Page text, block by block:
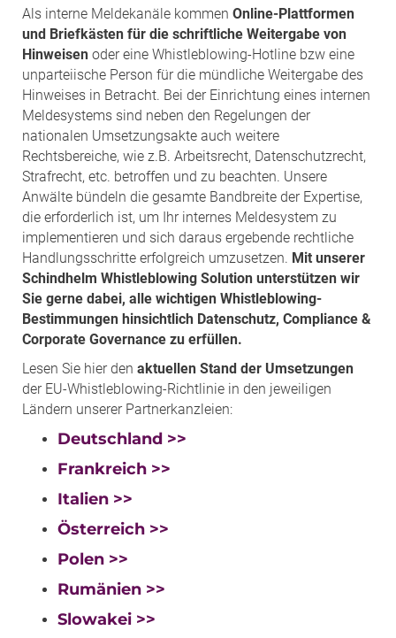
Als interne Meldekanäle kommen Online-Plattformen
und Briefkästen für die schriftliche Weitergabe von
Hinweisen oder eine Whistleblowing-Hotline bzw eine
unparteiische Person für die mündliche Weitergabe des
Hinweises in Betracht. Bei der Einrichtung eines internen
Meldesystems sind neben den Regelungen der
nationalen Umsetzungsakte auch weitere
Rechtsbereiche, wie z.B. Arbeitsrecht, Datenschutzrecht,
Strafrecht, etc. betroffen und zu beachten. Unsere
Anwälte bündeln die gesamte Bandbreite der Expertise,
die erforderlich ist, um Ihr internes Meldesystem zu
implementieren und sich daraus ergebende rechtliche
Handlungsschritte erfolgreich umzusetzen. Mit unserer
Schindhelm Whistleblowing Solution unterstützen wir
Sie gerne dabei, alle wichtigen Whistleblowing-
Bestimmungen hinsichtlich Datenschutz, Compliance &
Corporate Governance zu erfüllen.
Lesen Sie hier den aktuellen Stand der Umsetzungen
der EU-Whistleblowing-Richtlinie in den jeweiligen
Ländern unserer Partnerkanzleien:
Deutschland >>
Frankreich >>
Italien >>
Österreich >>
Polen >>
Rumänien >>
Slowakei >>